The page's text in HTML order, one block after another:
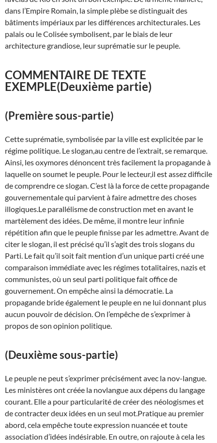
dans l’Empire Romain, la simple plèbe se distinguait des
bâtiments impériaux par les différences architecturales. Les
palais ou le Colisée symbolisent, par le biais de leur
architecture grandiose, leur suprématie sur le peuple.
COMMENTAIRE DE TEXTE
EXEMPLE(Deuxième partie)
(Première sous-partie)
Cette suprématie, symbolisée par la ville est explicitée par le
régime politique. Le slogan,au centre de l’extrait, se remarque.
Ainsi, les oxymores dénoncent très facilement la propagande à
laquelle on soumet le peuple. Pour le lecteur,il est assez difficile
de comprendre ce slogan. C’est là la force de cette propagande
gouvernementale qui parvient à faire admettre des choses
illogiques.Le parallélisme de construction met en avant le
martèlement des idées. De même, il montre leur infinie
répétition afin que le peuple finisse par les admettre. Avant de
citer le slogan, il est précisé qu’il s’agit des trois slogans du
Parti. Le fait qu’il soit fait mention d’un unique parti créé une
comparaison immédiate avec les régimes totalitaires, nazis et
communistes, où un seul parti politique fait office de
gouvernement. On empêche ainsi la démocratie. La
propagande bride également le peuple en ne lui donnant plus
aucun pouvoir de décision. On l’empêche de s’exprimer à
propos de son opinion politique.
(Deuxième sous-partie)
Le peuple ne peut s’exprimer précisément avec la nov-langue.
Les ministères ont créée la novlangue aux dépens du langage
courant. Elle a pour particularité de créer des néologismes et
de contracter deux idées en un seul mot.Pratique au premier
abord, cela empêche toute expression nuancée et toute
association d’idées indésirable. En outre, on rajoute à cela les